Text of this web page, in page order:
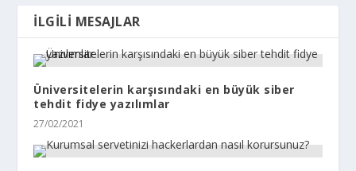
İLGILI MESAJLAR
Üniversitelerin karşısındaki en büyük siber
tehdit fidye yazılımlar
27/02/2021